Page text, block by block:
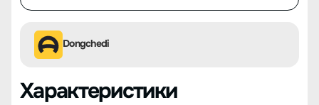
Dongchedi
Характеристики